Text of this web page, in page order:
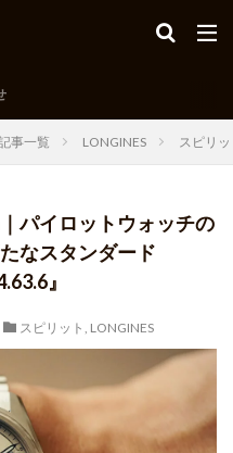
事一覧 LONGINES スピリ
パイロットウォッチの
なスタンダード
』
スピリット , LONGINES